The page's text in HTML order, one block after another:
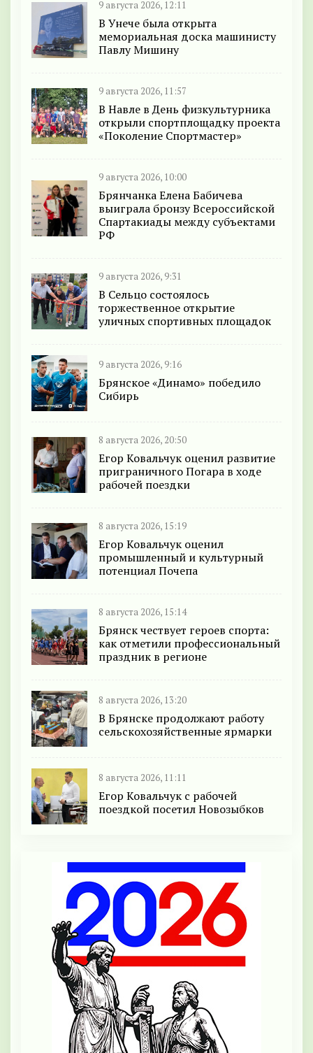
9 августа 2026, 12:11
В Унече была открыта
мемориальная доска машинисту
Павлу Мишину
9 августа 2026, 11:57
В Навле в День физкультурника
открыли спортплощадку проекта
«Поколение Спортмастер»
9 августа 2026, 10:00
Брянчанка Елена Бабичева
выиграла бронзу Всероссийской
Спартакиады между субъектами
РФ
9 августа 2026, 9:31
В Сельцо состоялось
торжественное открытие
уличных спортивных площадок
9 августа 2026, 9:16
Брянское «Динамо» победило
Сибирь
8 августа 2026, 20:50
Егор Ковальчук оценил развитие
приграничного Погара в ходе
рабочей поездки
8 августа 2026, 15:19
Егор Ковальчук оценил
промышленный и культурный
потенциал Почепа
8 августа 2026, 15:14
Брянск чествует героев спорта:
как отметили профессиональный
праздник в регионе
8 августа 2026, 13:20
В Брянске продолжают работу
сельскохозяйственные ярмарки
8 августа 2026, 11:11
Егор Ковальчук с рабочей
поездкой посетил Новозыбков